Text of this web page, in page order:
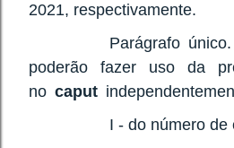
2021, respectivamente.
Parágrafo
poderão fazer uso da
no caput
I - do número de